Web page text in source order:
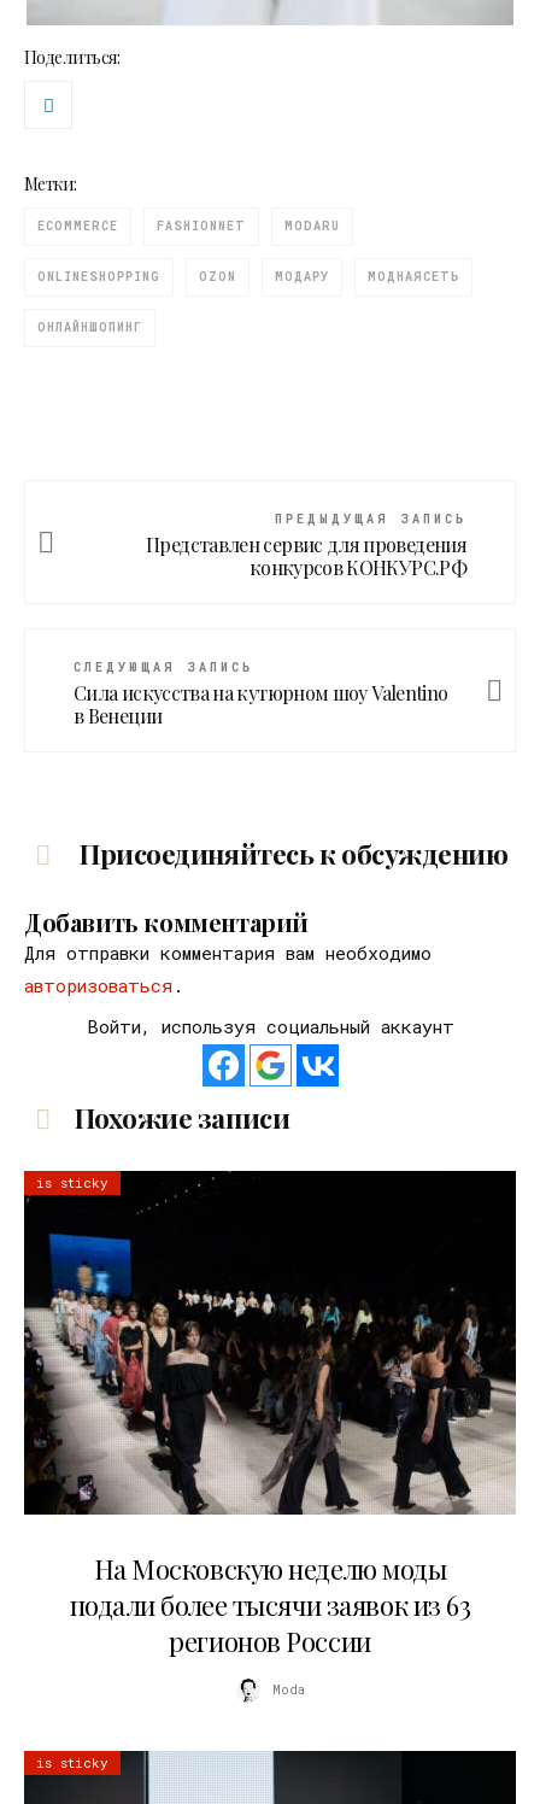
Поделиться:
Метки:
ECOMMERCE FASHIONNET MODARU
ONLINESHOPPING OZON МОДАРУ МОДНАЯСЕТЬ
ОНЛАЙНШОПИНГ
ПРЕДЫДУЩАЯ ЗАПИСЬ
Представлен сервис для проведения
конкурсов КОНКУРС.РФ
СЛЕДУЮЩАЯ ЗАПИСЬ
Сила искусства на кутюрном шоу Valentino
в Венеции
Присоединяйтесь к обсуждению
Добавить комментарий
Для отправки комментария вам необходимо
авторизоваться .
Войти, используя социальный аккаунт
Похожие записи
is sticky
На Московскую неделю моды
подали более тысячи заявок из 63
регионов России
Moda
is sticky